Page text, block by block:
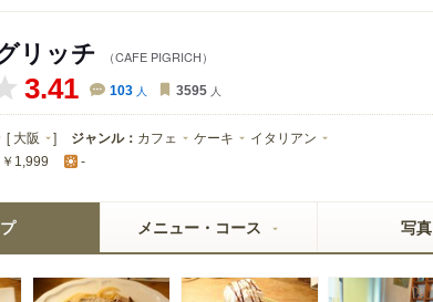
リッチ （CAFE PIGRICH）
3.41 103 人 3595 人
[ 大阪 ] ジャンル： カフェ ケーキ イタリアン
1,999 -
メニュー・コース 写真